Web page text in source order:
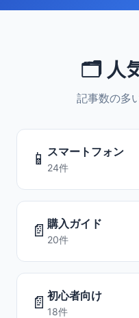
🗂️ 人
記事数の多
📱 スマートフォン
24件
📄 購入ガイド
20件
📄 初心者向け
18件